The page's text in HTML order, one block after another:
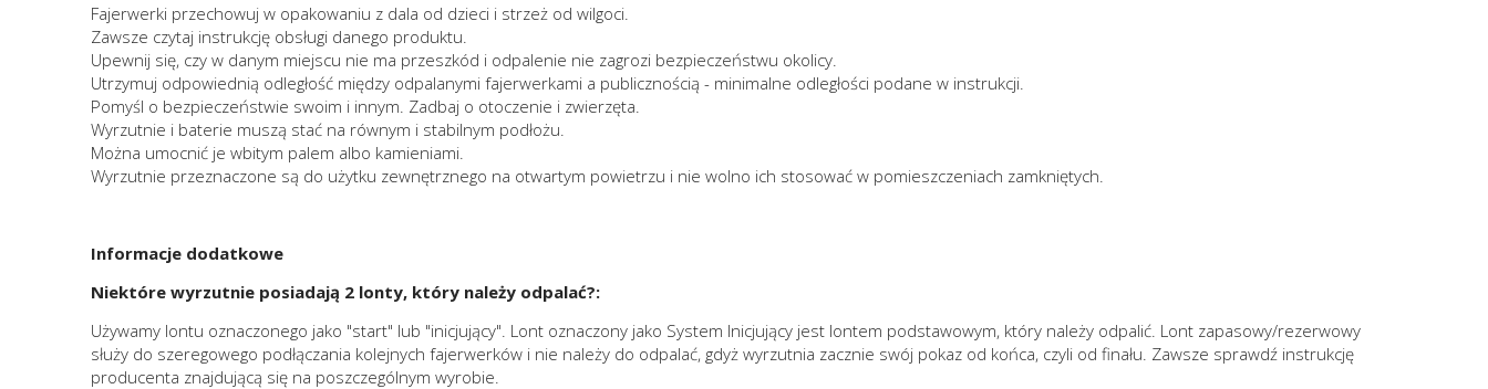
Fajerwerki przechowuj w opakowaniu z dala od dzieci i strzeż od wilgoci.
Zawsze czytaj instrukcję obsługi danego produktu.
Upewnij się, czy w danym miejscu nie ma przeszkód i odpalenie nie zagrozi bezpieczeństwu okolicy.
Utrzymuj odpowiednią odległość między odpalanymi fajerwerkami a publicznością - minimalne odległości podane w instrukcji.
Pomyśl o bezpieczeństwie swoim i innym. Zadbaj o otoczenie i zwierzęta.
Wyrzutnie i baterie muszą stać na równym i stabilnym podłożu.
Można umocnić je wbitym palem albo kamieniami.
Wyrzutnie przeznaczone są do użytku zewnętrznego na otwartym powietrzu i nie wolno ich stosować w pomieszczeniach zamkniętych.
Informacje dodatkowe
Niektóre wyrzutnie posiadają 2 lonty, który należy odpalać?:
Używamy lontu oznaczonego jako "start" lub "inicjujący". Lont oznaczony jako System Inicjujący jest lontem podstawowym, który należy odpalić. Lont zapasowy/rezerwowy
służy do szeregowego podłączania kolejnych fajerwerków i nie należy do odpalać, gdyż wyrzutnia zacznie swój pokaz od końca, czyli od finału. Zawsze sprawdź instrukcję
producenta znajdującą się na poszczególnym wyrobie.